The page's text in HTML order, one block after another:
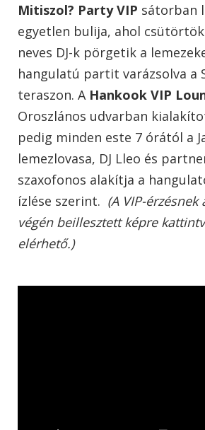
Mitiszol? Party VIP sátorban
egyetlen bulija, ahol
neves DJ-k pörgetik a
hangulatú partit varázsolva a
teraszon. A Hankook VIP
Oroszlános udvarban
pedig minden este 7 órától a
lemezlovasa, DJ Lleo és
szaxofonos alakítja a
ízlése szerint. (A VIP-
végén beillesztett képre
elérhető.)